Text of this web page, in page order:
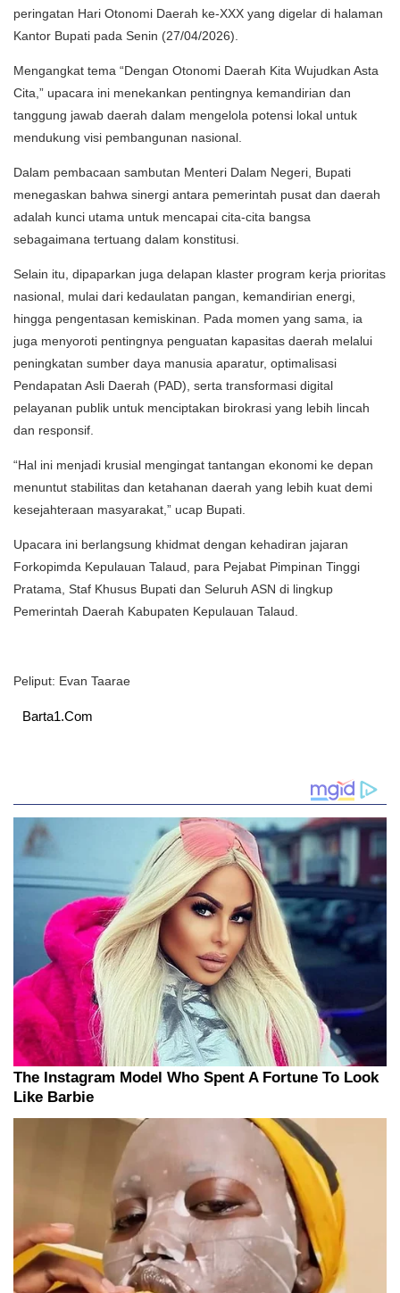
peringatan Hari Otonomi Daerah ke-XXX yang digelar di halaman
Kantor Bupati pada Senin (27/04/2026).
Mengangkat tema “Dengan Otonomi Daerah Kita Wujudkan Asta
Cita,” upacara ini menekankan pentingnya kemandirian dan
tanggung jawab daerah dalam mengelola potensi lokal untuk
mendukung visi pembangunan nasional.
Dalam pembacaan sambutan Menteri Dalam Negeri, Bupati
menegaskan bahwa sinergi antara pemerintah pusat dan daerah
adalah kunci utama untuk mencapai cita-cita bangsa
sebagaimana tertuang dalam konstitusi.
Selain itu, dipaparkan juga delapan klaster program kerja prioritas
nasional, mulai dari kedaulatan pangan, kemandirian energi,
hingga pengentasan kemiskinan. Pada momen yang sama, ia
juga menyoroti pentingnya penguatan kapasitas daerah melalui
peningkatan sumber daya manusia aparatur, optimalisasi
Pendapatan Asli Daerah (PAD), serta transformasi digital
pelayanan publik untuk menciptakan birokrasi yang lebih lincah
dan responsif.
“Hal ini menjadi krusial mengingat tantangan ekonomi ke depan
menuntut stabilitas dan ketahanan daerah yang lebih kuat demi
kesejahteraan masyarakat,” ucap Bupati.
Upacara ini berlangsung khidmat dengan kehadiran jajaran
Forkopimda Kepulauan Talaud, para Pejabat Pimpinan Tinggi
Pratama, Staf Khusus Bupati dan Seluruh ASN di lingkup
Pemerintah Daerah Kabupaten Kepulauan Talaud.
Peliput: Evan Taarae
Barta1.Com